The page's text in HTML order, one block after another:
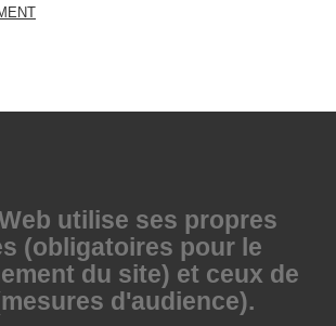
utilise ses propres
(obligatoires pour le
du site) et ceux de
d'audience).